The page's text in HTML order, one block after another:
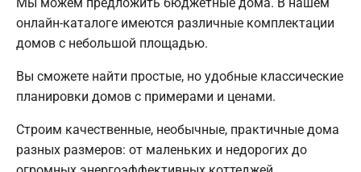
онлайн-каталоге имеются различные комплектации
домов с небольшой площадью.
Вы сможете найти простые, но удобные классические
планировки домов с примерами и ценами.
Строим качественные, необычные, практичные дома
разных размеров: от маленьких и недорогих до